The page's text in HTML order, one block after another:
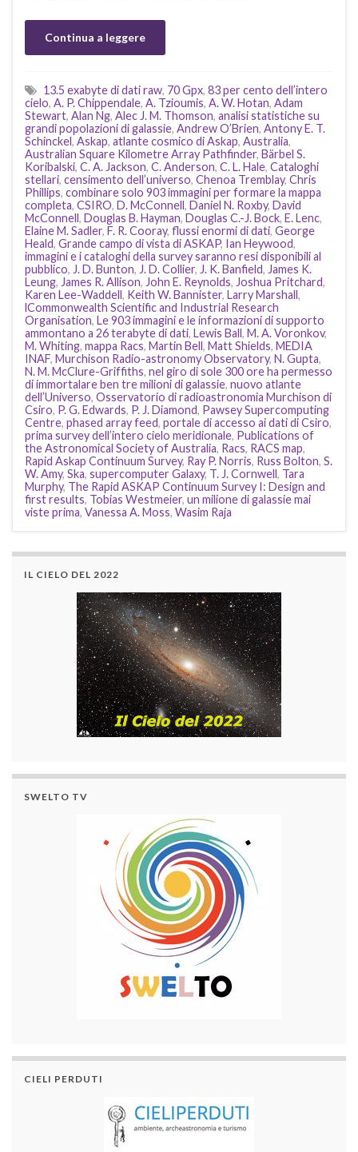
Continua a leggere
13.5 exabyte di dati raw, 70 Gpx, 83 per cento dell’intero
cielo, A. P. Chippendale, A. Tzioumis, A. W. Hotan, Adam
Stewart, Alan Ng, Alec J. M. Thomson, analisi statistiche su
grandi popolazioni di galassie, Andrew O’Brien, Antony E. T.
Schinckel, Askap, atlante cosmico di Askap, Australia,
Australian Square Kilometre Array Pathfinder, Bärbel S.
Koribalski, C. A. Jackson, C. Anderson, C. L. Hale, Cataloghi
stellari, censimento dell’universo, Chenoa Tremblay, Chris
Phillips, combinare solo 903 immagini per formare la mappa
completa, CSIRO, D. McConnell, Daniel N. Roxby, David
McConnell, Douglas B. Hayman, Douglas C.-J. Bock, E. Lenc,
Elaine M. Sadler, F. R. Cooray, flussi enormi di dati, George
Heald, Grande campo di vista di ASKAP, Ian Heywood,
immagini e i cataloghi della survey saranno resi disponibili al
pubblico, J. D. Bunton, J. D. Collier, J. K. Banfield, James K.
Leung, James R. Allison, John E. Reynolds, Joshua Pritchard,
Karen Lee-Waddell, Keith W. Bannister, Larry Marshall,
lCommonwealth Scientific and Industrial Research
Organisation, Le 903 immagini e le informazioni di supporto
ammontano a 26 terabyte di dati, Lewis Ball, M. A. Voronkov,
M. Whiting, mappa Racs, Martin Bell, Matt Shields, MEDIA
INAF, Murchison Radio-astronomy Observatory, N. Gupta,
N. M. McClure-Griffiths, nel giro di sole 300 ore ha permesso
di immortalare ben tre milioni di galassie, nuovo atlante
dell’Universo, Osservatorio di radioastronomia Murchison di
Csiro, P. G. Edwards, P. J. Diamond, Pawsey Supercomputing
Centre, phased array feed, portale di accesso ai dati di Csiro,
prima survey dell’intero cielo meridionale, Publications of
the Astronomical Society of Australia, Racs, RACS map,
Rapid Askap Continuum Survey, Ray P. Norris, Russ Bolton, S.
W. Amy, Ska, supercomputer Galaxy, T. J. Cornwell, Tara
Murphy, The Rapid ASKAP Continuum Survey I: Design and
first results, Tobias Westmeier, un milione di galassie mai
viste prima, Vanessa A. Moss, Wasim Raja
IL CIELO DEL 2022
SWELTO TV
CIELI PERDUTI